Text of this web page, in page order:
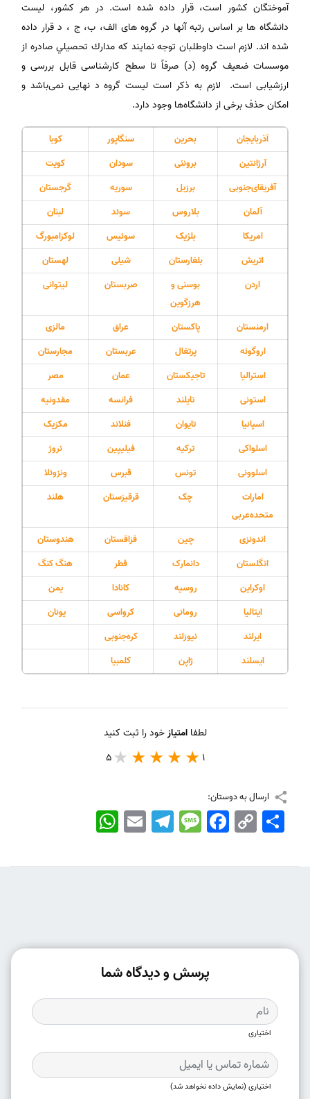
آموختگان کشور است، قرار داده شده است. در هر کشور، لیست
دانشگاه ها بر اساس رتبه آنها در گروه های الف، ب، ج ، د قرار داده
شده اند. لازم است داوطلبان توجه نمایند که مدارك تحصيلي صادره از
موسسات ضعيف گروه (د) صرفاً تا سطح کارشناسی قابل بررسی و
ارزشیابی است. لازم به ذکر است لیست گروه د نهایی نمی‌باشد و
امکان حذف برخی از دانشگاه‌ها وجود دارد.
آذربایجان بحرین سنگاپور
کوبا
آرژانتین
برونئی سودان
کویت
آفریقای‌جنوبی
برزیل سوریه
گرجستان
آلمان
بلاروس سوئد
لبنان
امریکا
بلژیک سوئیس
لوکزامبورگ
اتریش
بلغارستان شیلی
لهستان
اردن
بوسنی و
هرزگوین
صربستان لیتوانی
ارمنستان پاکستان عراق
مالزی
اروگوئه
پرتغال عربستان
مجارستان
استرالیا
تاجیکستان عمان
مصر
استونی
تایلند فرانسه
مقدونیه
اسپانیا
تایوان فنلاند
مکزیک
اسلواکی
ترکیه فیلیپین
نروژ
اسلوونی
تونس قبرس
ونزوئلا
امارات
متحده‌عربی
چک قرقیزستان هلند
اندونزی چین قزاقستان
هندوستان
انگلستان
دانمارک قطر
هنگ‏ کنگ
اوکراین
روسیه کانادا
یمن
ایتالیا
رومانی کرواسی
یونان
ایرلند
نیوزلند
کره‌جنوبی
ایسلند
ژاپن کلمبیا
لطفاامتیازخود را ثبت کنید
1
5
ارسال به دوستان:
WhatsApp EmailTelegramMessageFacebook Copy
Link
اشتراک
پرسش و دیدگاه شما
اختیاری
اختیاری (نمایش داده نخواهد شد)